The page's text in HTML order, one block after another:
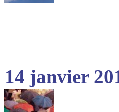
14 janvier